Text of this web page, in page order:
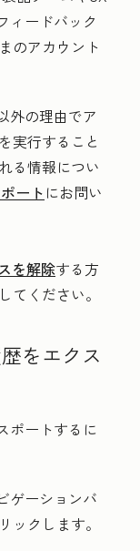
ィードバック
のアカウント
外の理由でア
実行すること
る情報につい
ート にお問い
を解除する方
てください。
をエクス
ポートするに
ゲーションバ
ックします。